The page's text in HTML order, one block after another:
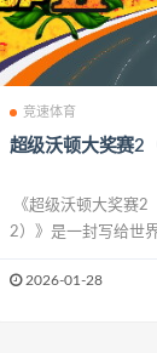
竞速体育
超级沃顿大奖赛2
《超级沃顿大奖赛2
2）》是一封写给世
2026-01-28